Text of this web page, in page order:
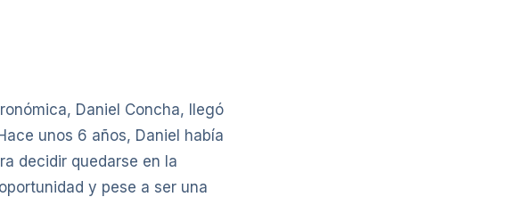
Daniel Concha, llegó
unos 6 años, Daniel había
decidir quedarse en la
y pese a ser una